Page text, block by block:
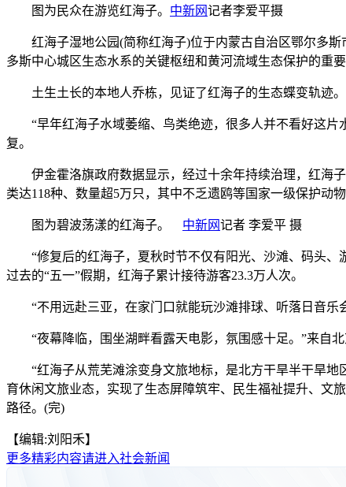
图为民众在游览红海子。 中新网记者李爱平摄
红海子湿地公园(简称红海子)位于内蒙古自治区鄂尔多斯
多斯中心城区生态水系的关键枢纽和黄河流域生态保护的重要
土生土长的本地人乔栋，见证了红海子的生态蝶变轨迹。
“早年红海子水域萎缩、鸟类绝迹，很多人并不看好这片
复。
伊金霍洛旗政府数据显示，经过十余年持续治理，红海子
类达118种、数量超5万只，其中不乏遗鸥等国家一级保护动
图为碧波荡漾的红海子。 中新网记者 李爱平 摄
“修复后的红海子，夏秋时节不仅有阳光、沙滩、码头、
过去的“五一”假期，红海子累计接待游客23.3万人次。
“不用远赴三亚，在家门口就能玩沙滩排球、听落日音乐
“夜幕降临，围坐湖畔看露天电影，氛围感十足。”来自北
“红海子从荒芜滩涂变身文旅地标，是北方干旱半干旱地
育休闲文旅业态，实现了生态屏障筑牢、民生福祉提升、文
路径。(完)
【编辑:刘阳禾】
更多精彩内容请进入社会新闻